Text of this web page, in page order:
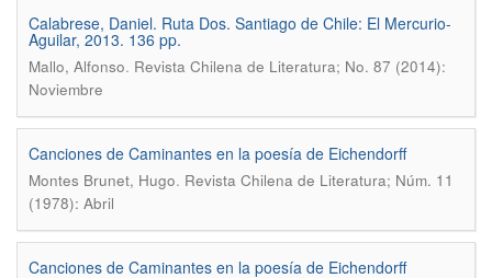
Calabrese, Daniel. Ruta Dos. Santiago de Chile: El Mercurio-
Aguilar, 2013. 136 pp.
Mallo, Alfonso. Revista Chilena de Literatura; No. 87 (2014):
Noviembre
Canciones de Caminantes en la poesía de Eichendorff
Montes Brunet, Hugo. Revista Chilena de Literatura; Núm. 11
(1978): Abril
Canciones de Caminantes en la poesía de Eichendorff